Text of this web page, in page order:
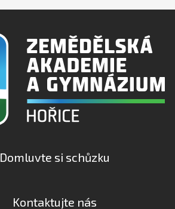
Domluvte si schůzku
Kontaktujte nás